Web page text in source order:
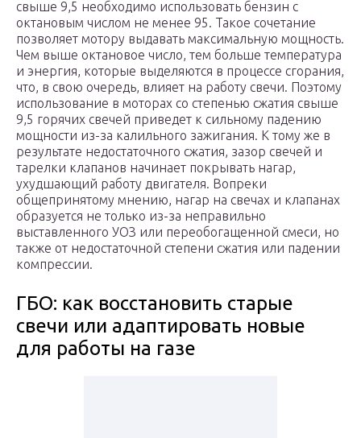
свыше 9,5 необходимо использовать бензин с
октановым числом не менее 95. Такое сочетание
позволяет мотору выдавать максимальную мощность.
Чем выше октановое число, тем больше температура
и энергия, которые выделяются в процессе сгорания,
что, в свою очередь, влияет на работу свечи. Поэтому
использование в моторах со степенью сжатия свыше
9,5 горячих свечей приведет к сильному падению
мощности из-за калильного зажигания. К тому же в
результате недостаточного сжатия, зазор свечей и
тарелки клапанов начинает покрывать нагар,
ухудшающий работу двигателя. Вопреки
общепринятому мнению, нагар на свечах и клапанах
образуется не только из-за неправильно
выставленного УОЗ или переобогащенной смеси, но
также от недостаточной степени сжатия или падении
компрессии.
ГБО: как восстановить старые
свечи или адаптировать новые
для работы на газе